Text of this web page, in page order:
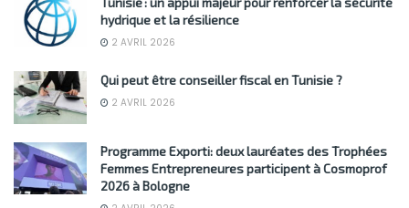
hydrique et la résilience
2 AVRIL 2026
Qui peut être conseiller fiscal en Tunisie ?
2 AVRIL 2026
Programme Exporti: deux lauréates des Trophées
Femmes Entrepreneures participent à Cosmoprof
2026 à Bologne